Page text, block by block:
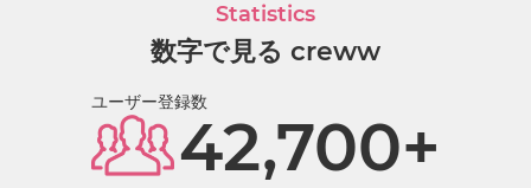
Statistics
数字で見る creww
ユーザー登録数
42,700+